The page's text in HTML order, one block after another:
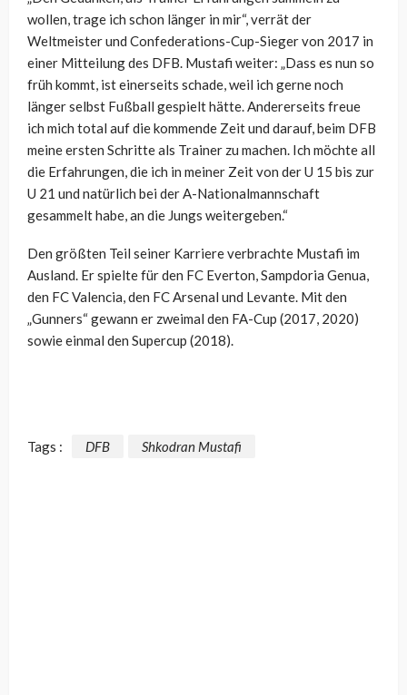
wollen, trage ich schon länger in mir“, verrät der
Weltmeister und Confederations-Cup-Sieger von 2017 in
einer Mitteilung des DFB. Mustafi weiter: „Dass es nun so
früh kommt, ist einerseits schade, weil ich gerne noch
länger selbst Fußball gespielt hätte. Andererseits freue
ich mich total auf die kommende Zeit und darauf, beim DFB
meine ersten Schritte als Trainer zu machen. Ich möchte all
die Erfahrungen, die ich in meiner Zeit von der U 15 bis zur
U 21 und natürlich bei der A-Nationalmannschaft
gesammelt habe, an die Jungs weitergeben.“
Den größten Teil seiner Karriere verbrachte Mustafi im
Ausland. Er spielte für den FC Everton, Sampdoria Genua,
den FC Valencia, den FC Arsenal und Levante. Mit den
„Gunners“ gewann er zweimal den FA-Cup (2017, 2020)
sowie einmal den Supercup (2018).
Tags : DFB Shkodran Mustafi